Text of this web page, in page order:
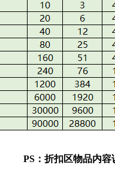
PS：折扣区物品内容